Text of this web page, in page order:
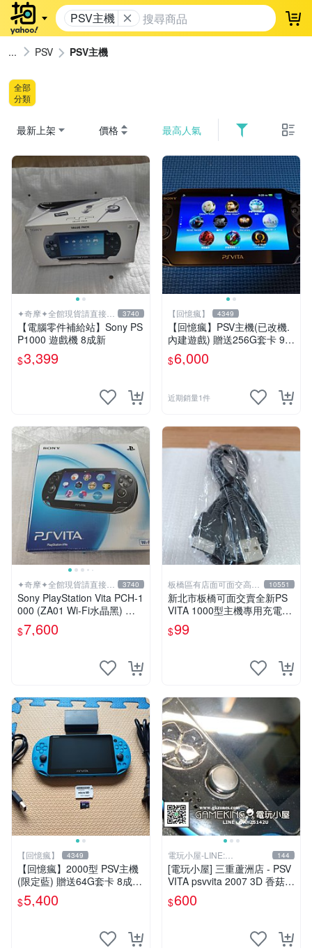
PSV主機 登
PSV PSV主機
全部
分類
最新上架 價格 最高人氣
✦奇摩✦全館現貨請直接下
標
3740
【電腦零件補給站】Sony PS
P1000 遊戲機 8成新
$3,399
【回憶瘋】 4349
【回憶瘋】PSV主機(已改機.
內建遊戲) 贈送256G套卡 9成
新 遊戲機 PSVITA
$6,000
近期銷量1件
✦奇摩✦全館現貨請直接下
標
3740
Sony PlayStation Vita PCH-1
000 (ZA01 Wi-Fi水晶黑) 掌
上遊戲機 5英吋多點觸控螢幕
$7,600
板橋區有店面可面交高價
回收電玩
10551
新北市板橋可面交賣全新PS
VITA 1000型主機專用充電
線....超便宜只賣99元
$99
【回憶瘋】 4349
【回憶瘋】2000型 PSV主機
(限定藍) 贈送64G套卡 8成5
新 遊戲機 PSVITA
$5,400
電玩小屋-LINE:
@AHZ5142U
144
[電玩小屋] 三重蘆洲店 - PSV
VITA psvvita 2007 3D 香菇
方向 類比 故障 [維修]
$600